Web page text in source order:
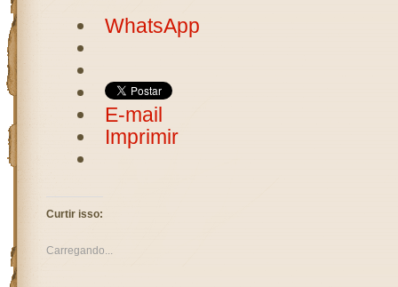
WhatsApp
E-mail
Imprimir
Curtir isso:
Carregando...